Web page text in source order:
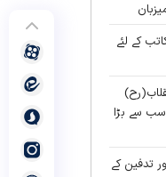
کے لئے
سے بڑا
تدفین کے